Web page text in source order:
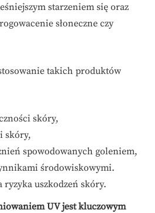
starzeniem się oraz
słoneczne czy
takich produktów
skóry,
skóry,
spowodowanych goleniem,
środowiskowymi.
uszkodzeń skóry.
UV jest kluczowym